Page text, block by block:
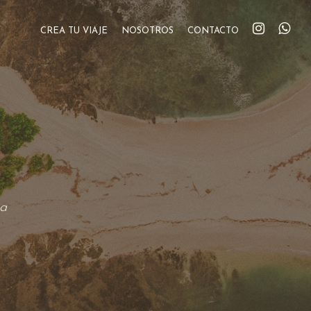
CREA TU VIAJE NOSOTROS CONTACTO